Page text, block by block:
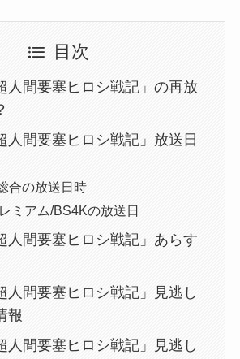
目次
人間要塞ヒロシ戦記」の再放
人間要塞ヒロシ戦記」放送日
合の放送日時
ミアム/BS4Kの放送日
人間要塞ヒロシ戦記」あらす
人間要塞ヒロシ戦記」見逃し
報
人間要塞ヒロシ戦記」見逃し